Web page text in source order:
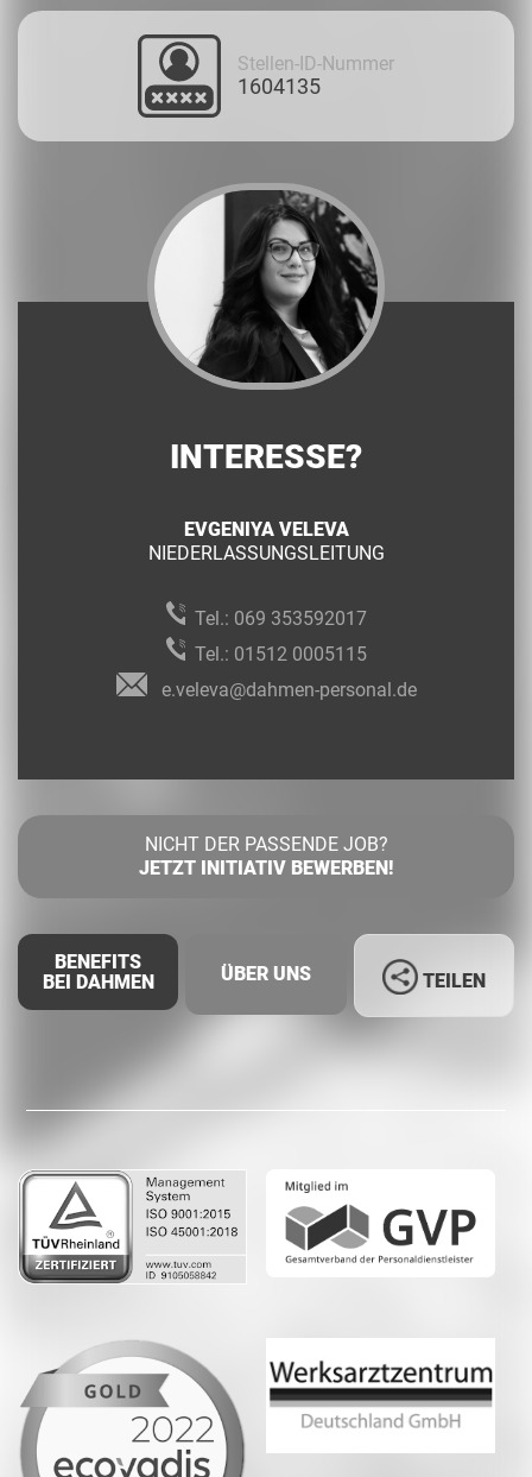
Stellen-ID-Nummer
1604135
INTERESSE?
EVGENIYA VELEVA
NIEDERLASSUNGSLEITUNG
Tel.: 069 353592017
Tel.: 01512 0005115
e.veleva@dahmen-personal.de
NICHT DER PASSENDE JOB?
JETZT INITIATIV BEWERBEN!
BENEFITS
BEI DAHMEN
ÜBER UNS TEILEN